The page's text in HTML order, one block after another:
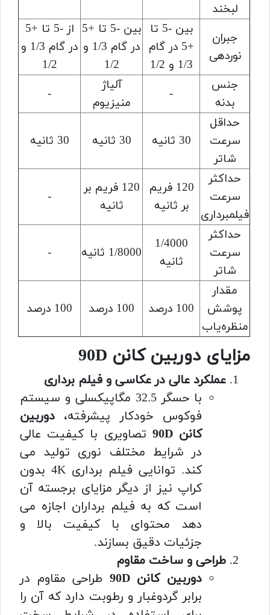
لبخند
جبران
نوردهی
بین -5 تا
+5 در گام
1/3 و 1/2
بین -5 تا +5
در گام 1/3 و
1/2
از -5 تا +5
در گام 1/3 و
1/2
جنس
بدنه
-
آلیاژ
منیزیوم
-
حداقل
سرعت
شاتر
30 ثانیه 30 ثانیه 30 ثانیه
حداکثر
سرعت
فیلمبرداری
120 فریم
بر ثانیه
120 فریم بر
ثانیه
-
حداکثر
سرعت
شاتر
1/4000
ثانیه
1/8000 ثانیه -
مقدار
پوشش
منظره‌یاب
100 درصد 100 درصد 100 درصد
مزایای دوربین کانن 90D
عملکرد عالی در عکاسی و فیلم برداری
با حسگر 32.5 مگاپیکسلی و سیستم
فوکوس خودکار پیشرفته، دوربین
کانن 90D
تصاویری با کیفیت عالی
در شرایط مختلف نوری تولید می
کند. توانایی فیلم برداری 4K بدون
کراپ نیز از دیگر مزایای برجسته آن
است که به فیلم برداران اجازه می
دهد محتوای با کیفیت بالا و
جزئیات دقیق بسازند.
طراحی و ساخت مقاوم
دوربین کانن 90D
طراحی مقاوم در
برابر گردوغبار و رطوبت دارد که آن را